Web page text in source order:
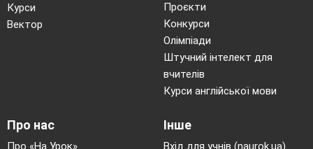
Курси
Вектор
Проєкти
Конкурси
Олімпіади
Штучний інтелект для
вчителів
Курси англійської мови
Про нас
Про «На Урок»
Інше
Вхід для учнів (naurok.ua)